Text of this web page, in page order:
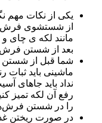
یکی از نکات مهم
از شستشوی فرش
مانند لکه ی چای
بعد از شستن فرش
شما قبل از
ماشینی باید ثبات
نداد باید جاهای
رفع آن لکه تمیز
را در شستن
در صورت ریختن